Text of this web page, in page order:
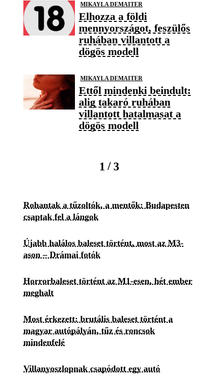
MIKAYLA DEMAITER
Elhozza a földi
mennyországot, feszülős
ruhában villantott a
dögös modell
MIKAYLA DEMAITER
Ettől mindenki beindult:
alig takaró ruhában
villantott hatalmasat a
dögös modell
1 / 3
Rohantak a tűzoltók, a mentők: Budapesten
csaptak fel a lángok
Újabb halálos baleset történt, most az M3-
ason – Drámai fotók
Horrorbaleset történt az M1-esen, hét ember
meghalt
Most érkezett: brutális baleset történt a
magyar autópályán, tűz és roncsok
mindenfelé
Villanyoszlopnak csapódott egy autó